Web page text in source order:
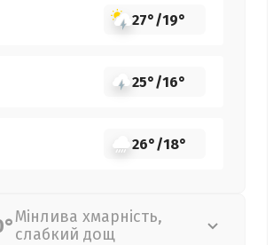
27°/19°
25°/16°
26°/18°
Мінлива хмарність,
слабкий дощ